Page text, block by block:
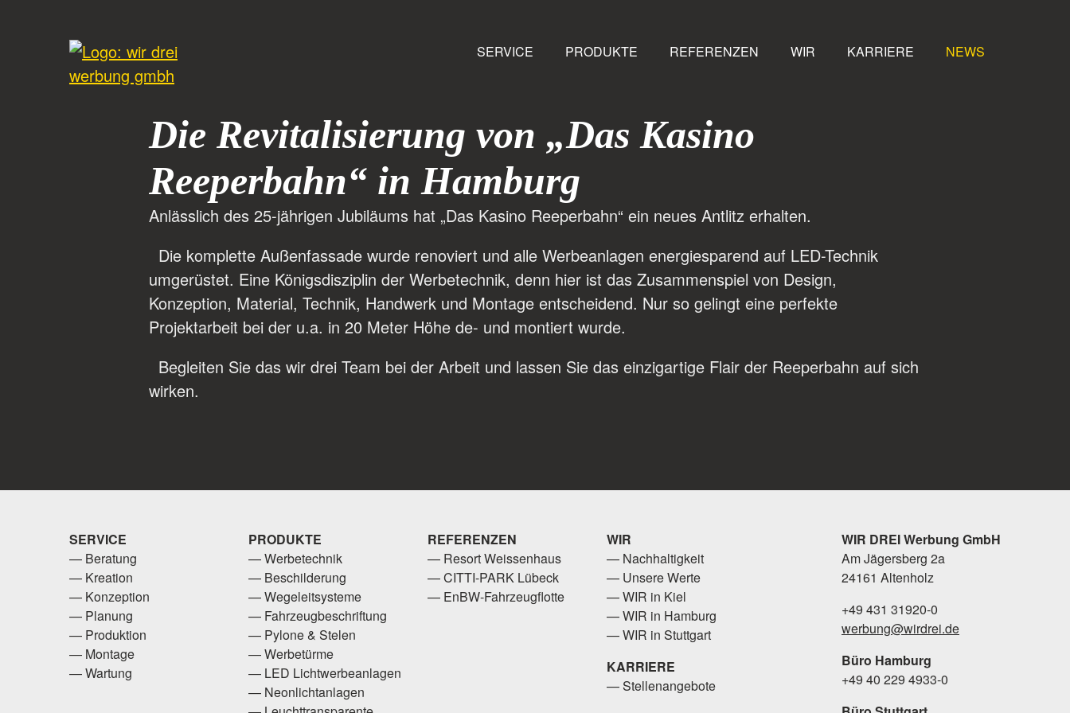
SERVICE PRODUKTE REFERENZEN WIR KARRIERE NEWS
Die Revitalisierung von „Das Kasino
Reeperbahn“ in Hamburg
Anlässlich des 25-jährigen Jubiläums hat „Das Kasino Reeperbahn“ ein neues Antlitz erhalten.
Die komplette Außenfassade wurde renoviert und alle Werbeanlagen energiesparend auf LED-Technik
umgerüstet. Eine Königsdisziplin der Werbetechnik, denn hier ist das Zusammenspiel von Design,
Konzeption, Material, Technik, Handwerk und Montage entscheidend. Nur so gelingt eine perfekte
Projektarbeit bei der u.a. in 20 Meter Höhe de- und montiert wurde.
Begleiten Sie das wir drei Team bei der Arbeit und lassen Sie das einzigartige Flair der Reeperbahn auf sich
wirken.
SERVICE
Beratung
Kreation
Konzeption
Planung
Produktion
Montage
Wartung
PRODUKTE
Werbetechnik
Beschilderung
Wegeleitsysteme
Fahrzeugbeschriftung
Pylone & Stelen
Werbetürme
LED Lichtwerbeanlagen
Neonlichtanlagen
REFERENZEN
Resort Weissenhaus
CITTI-PARK Lübeck
EnBW-Fahrzeugflotte
WIR
Nachhaltigkeit
Unsere Werte
WIR in Kiel
WIR in Hamburg
WIR in Stuttgart
KARRIERE
Stellenangebote
WIR DREI Werbung GmbH
Am Jägersberg 2a
24161 Altenholz
+49 431 31920-0
werbung@wirdrei.de
Büro Hamburg
+49 40 229 4933-0